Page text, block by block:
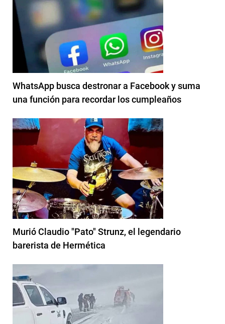
WhatsApp busca destronar a Facebook y suma
una función para recordar los cumpleaños
Murió Claudio "Pato" Strunz, el legendario
barerista de Hermética